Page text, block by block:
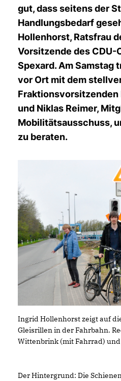
gut, dass seitens der
Handlungsbedarf
Hollenhorst, Ratsfrau
Vorsitzende des CDU-
Spexard. Am Samstag
vor Ort mit dem
und Niklas Reimer,
Mobilitätsausschuss,
zu beraten.
Ingrid Hollenhorst zeigt auf
Gleisrillen in der Fahrbahn.
Wittenbrink (mit Fahrrad) und
Der Hintergrund: Die